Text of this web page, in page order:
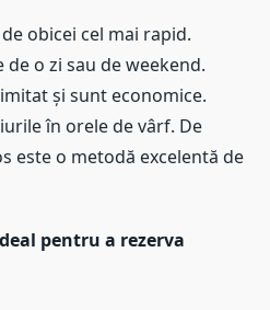
obicei cel mai rapid.
o zi sau de weekend.
și sunt economice.
în orele de vârf. De
este o metodă excelentă de
pentru a rezerva